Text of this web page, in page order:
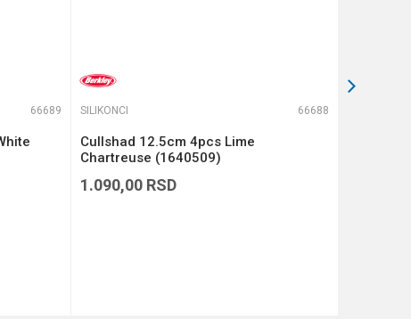
66689 SILIKONCI 66688
Cullshad 12.5cm 4pcs Lime
Chartreuse (1640509)
1.090,00 RSD